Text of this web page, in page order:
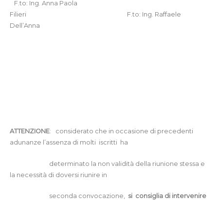
F.to: Ing. Anna Paola
Filieri
F.to: Ing. Raffaele
Dell’Anna
ATTENZIONE:
considerato che in occasione di precedenti
adunanze l’assenza di molti iscritti ha
determinato la non validità della riunione stessa e
la necessità di doversi riunire in
seconda convocazione, si consiglia di intervenire